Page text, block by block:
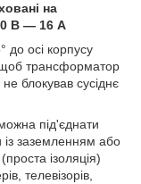
на
В — 16 А
до осі корпусу
щоб трансформатор
блокував сусіднє
під'єднати
із заземленням або
ізоляція)
телевізорів,